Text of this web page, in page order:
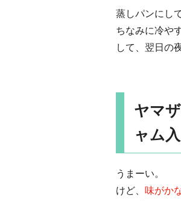
蒸しパンにし
ちなみに冷や
して、翌日の
ヤマ
ャム
うまーい。
けど、 味がか